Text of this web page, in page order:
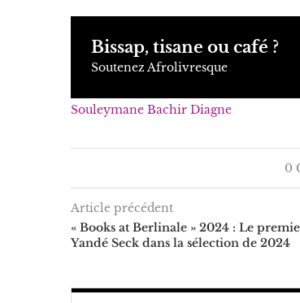
Bissap, tisane ou café ?
Soutenez Afrolivresque
Souleymane Bachir Diagne
0
Article précédent
« Books at Berlinale » 2024 : Le
Yandé Seck dans la sélection de 2024